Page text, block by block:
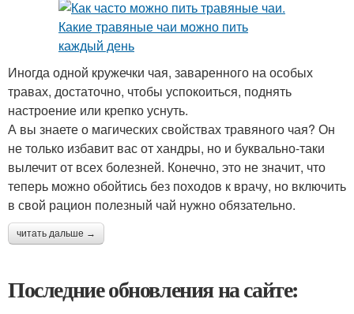
Иногда одной кружечки чая, заваренного на особых
травах, достаточно, чтобы успокоиться, поднять
настроение или крепко уснуть.
А вы знаете о магических свойствах травяного чая? Он
не только избавит вас от хандры, но и буквально-таки
вылечит от всех болезней. Конечно, это не значит, что
теперь можно обойтись без походов к врачу, но включить
в свой рацион полезный чай нужно обязательно.
читать дальше →
Последние обновления на сайте: